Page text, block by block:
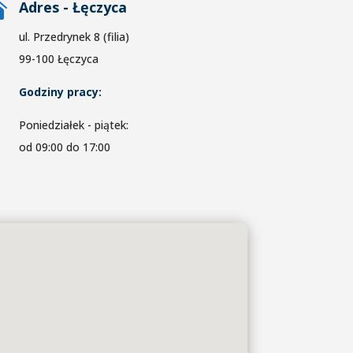
Adres - Łęczyca
ul. Przedrynek 8 (filia)
99-100 Łęczyca
Godziny pracy:
Poniedziałek - piątek:
od 09:00 do 17:00